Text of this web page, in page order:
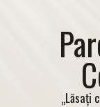
„Lăsați